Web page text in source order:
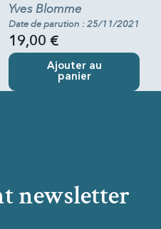
Yves Blomme
Date de parution : 25/11/2021
19,00 €
Ajouter au
panier
newsletter